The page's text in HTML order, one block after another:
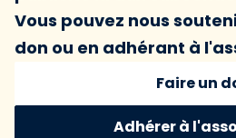
Vous pouvez nous
don ou en adhérant à
Faire un
Adhérer à